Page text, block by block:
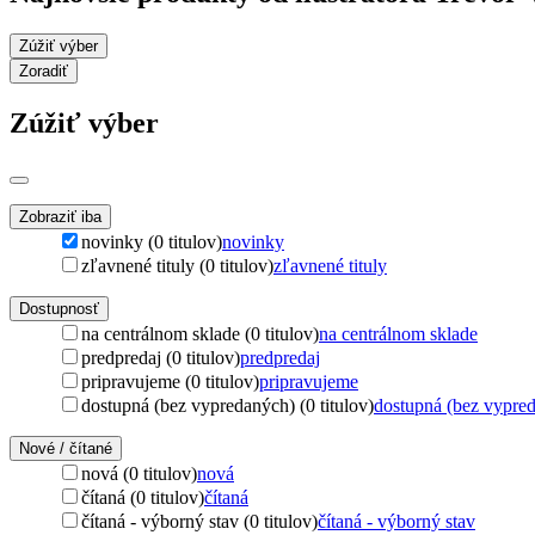
Zúžiť výber
Zoradiť
Zúžiť výber
Zobraziť iba
novinky (0 titulov)novinky
zľavnené tituly (0 titulov)zľavnené tituly
Dostupnosť
na centrálnom sklade (0 titulov)na centrálnom sklade
predpredaj (0 titulov)predpredaj
pripravujeme (0 titulov)pripravujeme
dostupná (bez vypredaných) (0 titulov)dostupná (bez
Nové / čítané
nová (0 titulov)nová
čítaná (0 titulov)čítaná
čítaná - výborný stav (0 titulov)čítaná - výborný stav